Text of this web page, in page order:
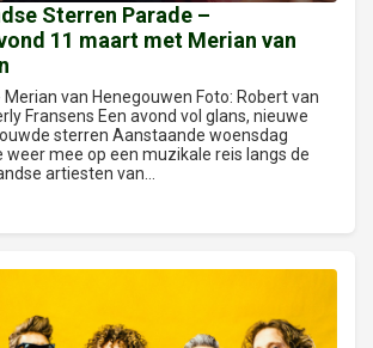
Sterren Parade –
11 maart met Merian van
van Henegouwen Foto: Robert van
Fransens Een avond vol glans, nieuwe
sterren Aanstaande woensdag
weer mee op een muzikale reis langs de
artiesten van...